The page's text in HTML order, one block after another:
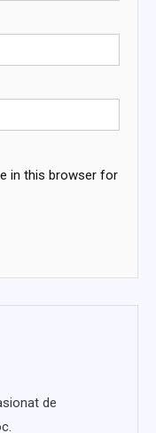
in this browser for
de